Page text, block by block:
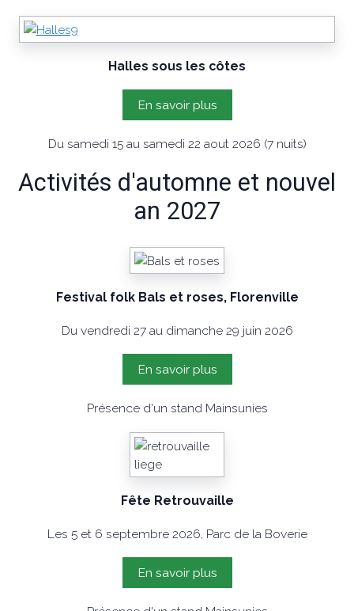
Halles sous les côtes
En savoir plus
Du samedi 15 au samedi 22 aout 2026 (7 nuits)
Activités d'automne et nouvel
an 2027
Festival folk Bals et roses, Florenville
Du vendredi 27 au dimanche 29 juin 2026
En savoir plus
Présence d'un stand Mainsunies
Fête Retrouvaille
Les 5 et 6 septembre 2026, Parc de la Boverie
En savoir plus